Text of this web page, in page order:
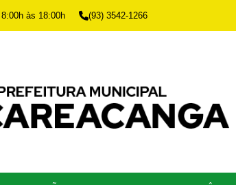
às 18:00h (93) 3542-1266